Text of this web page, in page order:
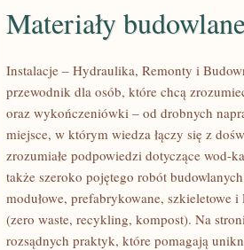
Materiały
Instalacje – Hydraulika, Remonty i
przewodnik dla osób, które chcą
oraz wykończeniówki – od drobnych
miejsce, w którym wiedza łączy się z
zrozumiałe podpowiedzi dotyczące wod-
także szeroko pojętego robót
modułowe, prefabrykowane, szkieletowe
(zero waste, recykling, kompost). Na
rozsądnych praktyk, które pomagają